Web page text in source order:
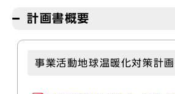
計画書概要
事業活動地球温暖化対策計